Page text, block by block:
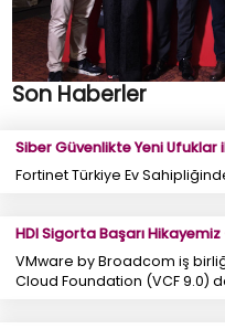
Son Haberler
Siber Güvenlikte Yeni Ufuklar
Fortinet Türkiye Ev
HDI Sigorta Başarı
VMware by Broadcom iş
Cloud Foundation (VCF 9.0)